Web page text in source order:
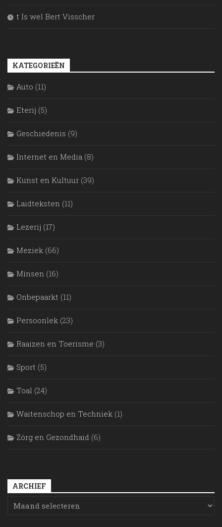
t Is wel Bert Visscher
KATEGORIEËN
Auto (11)
Eterij (5)
Geschiedenis (9)
Internet en Media (8)
Kunst en Kultuur (39)
Laidteksten (11)
Lezerij (17)
Meziek (66)
Mìnsen (16)
Onbepaarkt (11)
Persoonlek (23)
Raaizen en Toerisme (3)
Sport (5)
Toal (24)
Waitenschop en Techniek (1)
Zörg en Gezondhaid (6)
ARCHIEF